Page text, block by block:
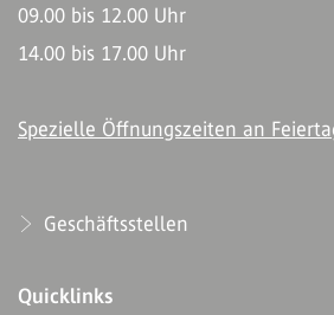
09.00 bis 12.00 Uhr
14.00 bis 17.00 Uhr
Spezielle Öffnungszeiten an
Geschäftsstellen
Quicklinks